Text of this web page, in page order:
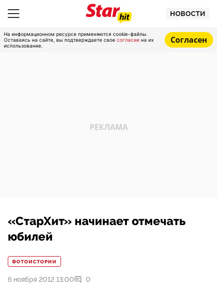
НОВОСТИ
На информационном ресурсе применяются cookie-файлы.
Оставаясь на сайте, вы подтверждаете свое согласие на их
использование.
Согласен
«СтарХит» начинает отмечать
юбилей
ФОТОИСТОРИИ
6 ноября 2012 13:00 0